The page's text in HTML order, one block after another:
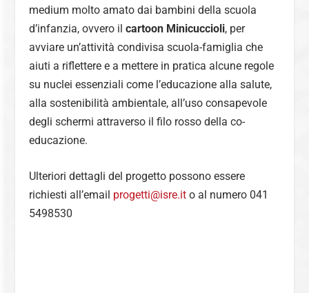
medium molto amato dai bambini della scuola
d’infanzia, ovvero ilcartoon Minicuccioli, per
avviare un’attività condivisa scuola-famiglia che
aiuti a riflettere e a mettere in pratica alcune regole
su nuclei essenziali come l’educazione alla salute,
alla sostenibilità ambientale, all’uso consapevole
degli schermi attraverso il filo rosso della co-
educazione.
Ulteriori dettagli del progetto possono essere
richiesti all’email progetti@isre.it o al numero 041
5498530